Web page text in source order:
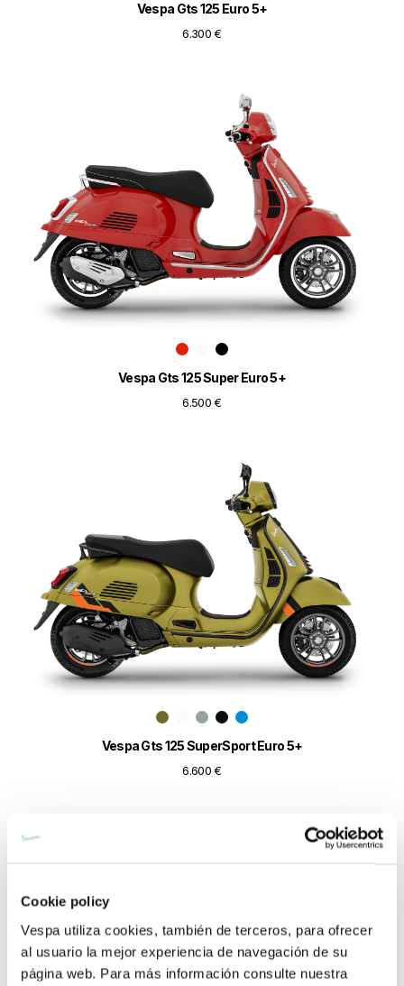
Cookie policy
Vespa utiliza cookies, también de terceros, para ofrecer
al usuario la mejor experiencia de navegación de su
página web. Para más información consulte nuestra
Vespa Gts 125 Euro 5+
6.300 €
Vespa Gts 125 Super Euro 5+
6.500 €
Vespa Gts 125 SuperSport Euro 5+
6.600 €